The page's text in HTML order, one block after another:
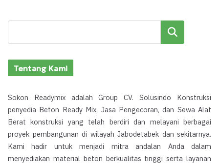
Cari
Tentang Kami
Sokon Readymix adalah Group CV. Solusindo Konstruksi
penyedia Beton Ready Mix, Jasa Pengecoran, dan Sewa Alat
Berat konstruksi yang telah berdiri dan melayani berbagai
proyek pembangunan di wilayah Jabodetabek dan sekitarnya.
Kami hadir untuk menjadi mitra andalan Anda dalam
menyediakan material beton berkualitas tinggi serta layanan